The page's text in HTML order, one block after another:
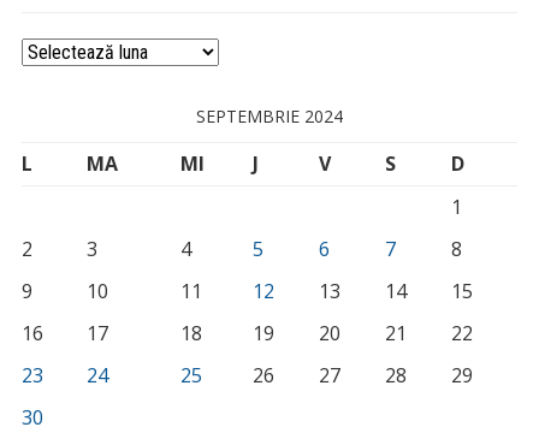
Arhivă
SEPTEMBRIE 2024
L MA MI J V S
D
1
2
3 4 5 6 7
8
9
10 11 12 13 14
15
16
17 18 19 20 21
22
23
24 25 26 27 28
29
30